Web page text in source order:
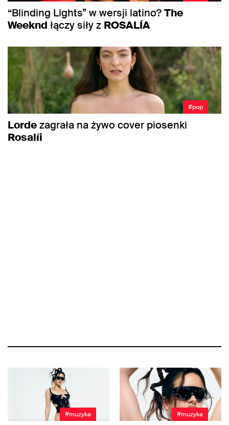
“Blinding Lights” w wersji latino?The
Weeknd łączy siły z ROSALÍA
#pop
Lordezagrała na żywo cover piosenki
Rosalíi
#muzyka #muzyka